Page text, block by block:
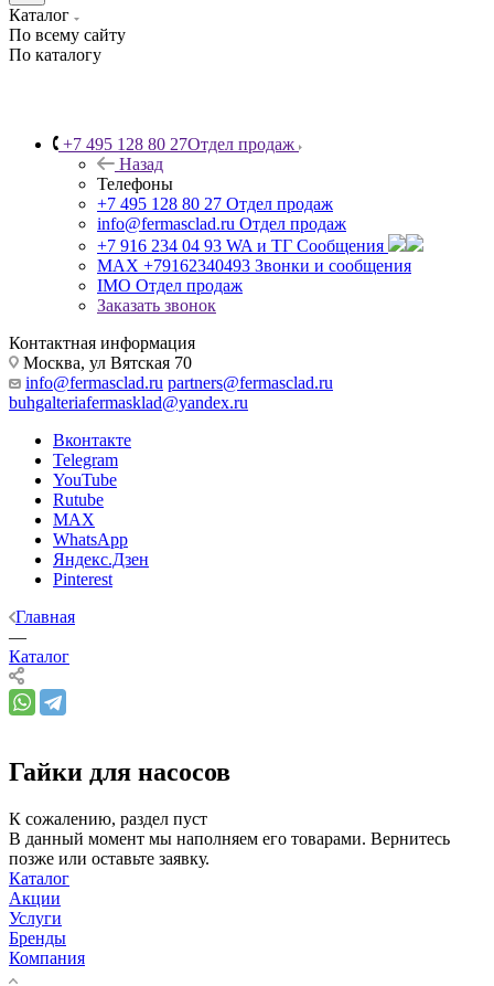
Каталог
По всему сайту
По каталогу
+7 495 128 80 27Отдел продаж
Назад
Телефоны
+7 495 128 80 27 Отдел продаж
info@fermasclad.ru Отдел продаж
+7 916 234 04 93 WA и ТГ Сообщения
MAX +79162340493 Звонки и сообщения
IMO Отдел продаж
Заказать звонок
Контактная информация
Москва, ул Вятская 70
info@fermasclad.ru partners@fermasclad.ru
buhgalteriafermasklad@yandex.ru
Вконтакте
Telegram
YouTube
Rutube
MAX
WhatsApp
Яндекс.Дзен
Pinterest
Главная
—
Каталог
Гайки для насосов
К сожалению, раздел пуст
В данный момент мы наполняем его товарами. Вернитесь
позже или оставьте заявку.
Каталог
Акции
Услуги
Бренды
Компания